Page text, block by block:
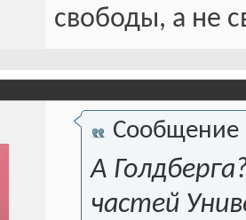
свободы, а не
Сообщение
А
частей